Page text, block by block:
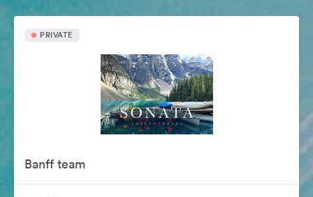
PRIVATE
Banff team